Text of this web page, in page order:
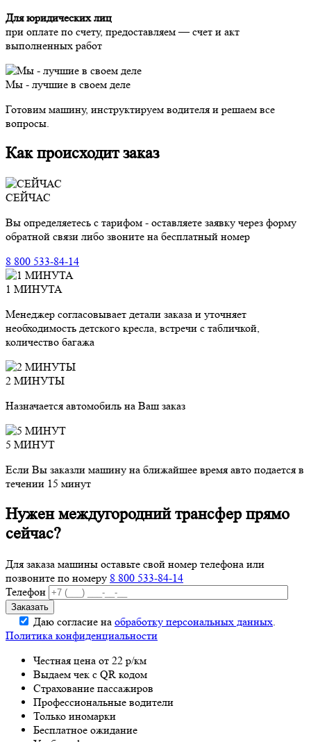
Для юридических лиц
при оплате по счету, предоставляем — счет и акт
выполненных работ
Мы - лучшие в своем деле
Готовим машину, инструктируем водителя и решаем все
вопросы.
Как происходит заказ
СЕЙЧАС
Вы определяетесь с тарифом - оставляете заявку через форму
обратной связи либо звоните на бесплатный номер
8 800 533-84-14
1 МИНУТА
Менеджер согласовывает детали заказа и уточняет
необходимость детского кресла, встречи с табличкой,
количество багажа
2 МИНУТЫ
Назначается автомобиль на Ваш заказ
5 МИНУТ
Если Вы заказли машину на ближайшее время авто подается в
течении 15 минут
Нужен междугородний трансфер прямо
сейчас?
Для заказа машины оставьте свой номер телефона или
позвоните по номеру 8 800 533-84-14
Телефон
Даю согласие на обработку персональных данных.
Политика конфиденциальности
Честная цена от 22 р/км
Выдаем чек с QR кодом
Страхование пассажиров
Профессиональные водители
Только иномарки
Бесплатное ожидание